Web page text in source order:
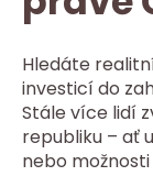
Hledáte
investicí do
Stále více lidí
republiku – ať
nebo